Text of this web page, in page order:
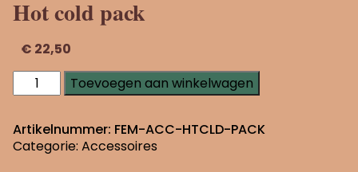
Hot cold pack
€ 22,50
cold
aantal
Toevoegen aan winkelwagen
Artikelnummer: FEM-ACC-HTCLD-PACK
Categorie: Accessoires